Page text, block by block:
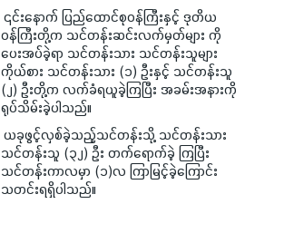
၎င်းနောက် ပြည်ထောင်စုဝန်ကြီးနှင့် ဒုတိယ
ဝန်ကြီးတို့က သင်တန်းဆင်းလက်မှတ်များ ကို
ပေးအပ်ခဲ့ရာ သင်တန်းသား သင်တန်းသူများ
ကိုယ်စား သင်တန်းသား (၁) ဦးနှင့် သင်တန်းသူ
(၂) ဦးတို့က လက်ခံရယူခဲ့ကြပြီး အခမ်းအနားကို
ရုပ်သိမ်းခဲ့ပါသည်။
ယခုဖွင့်လှစ်ခဲ့သည့်သင်တန်းသို့ သင်တန်းသား
သင်တန်းသူ (၃၂) ဦး တက်ရောက်ခဲ့ ကြပြီး
သင်တန်းကာလမှာ (၁)လ ကြာမြင့်ခဲ့ကြောင်း
သတင်းရရှိပါသည်။